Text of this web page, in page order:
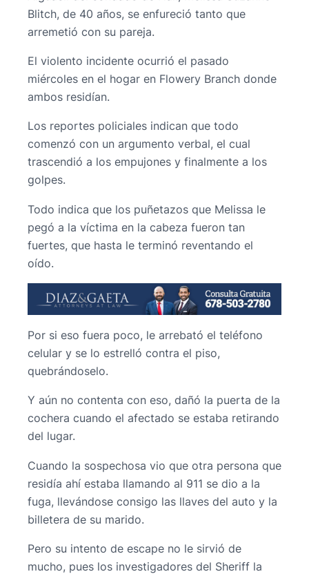
Blitch, de 40 años, se enfureció tanto que
arremetió con su pareja.
El violento incidente ocurrió el pasado
miércoles en el hogar en Flowery Branch donde
ambos residían.
Los reportes policiales indican que todo
comenzó con un argumento verbal, el cual
trascendió a los empujones y finalmente a los
golpes.
Todo indica que los puñetazos que Melissa le
pegó a la víctima en la cabeza fueron tan
fuertes, que hasta le terminó reventando el
oído.
Por si eso fuera poco, le arrebató el teléfono
celular y se lo estrelló contra el piso,
quebrándoselo.
Y aún no contenta con eso, dañó la puerta de la
cochera cuando el afectado se estaba retirando
del lugar.
Cuando la sospechosa vio que otra persona que
residía ahí estaba llamando al 911 se dio a la
fuga, llevándose consigo las llaves del auto y la
billetera de su marido.
Pero su intento de escape no le sirvió de
mucho, pues los investigadores del Sheriff la